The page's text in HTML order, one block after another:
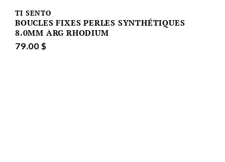
TI SENTO
BOUCLES FIXES PERLES SYNTHÉTIQUES
8.0MM ARG RHODIUM
79.00 $